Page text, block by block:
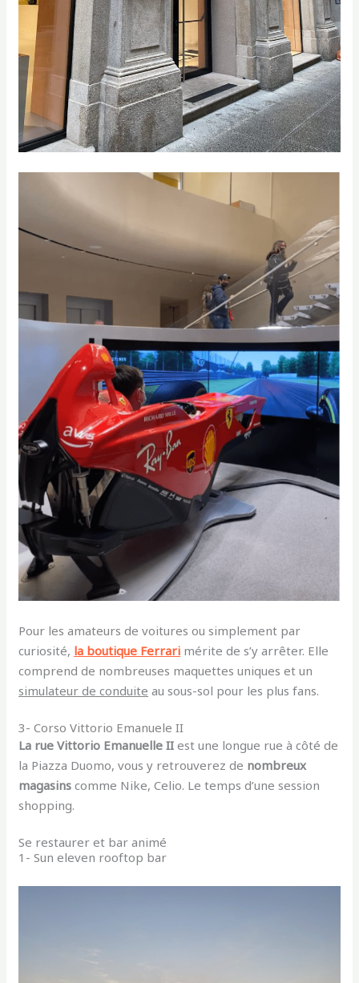
Pour les amateurs de voitures ou simplement par
curiosité, la boutique Ferrari mérite de s’y arrêter. Elle
comprend de nombreuses maquettes uniques et un
simulateur de conduite au sous-sol pour les plus fans.
3- Corso Vittorio Emanuele II
La rue Vittorio Emanuelle II est une longue rue à côté de
la Piazza Duomo, vous y retrouverez de nombreux
magasins comme Nike, Celio. Le temps d’une session
shopping.
Se restaurer et bar animé
1- Sun eleven rooftop bar